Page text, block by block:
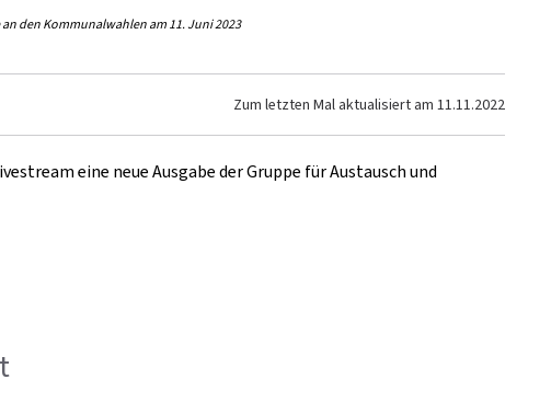
den Kommunalwahlen am 11. Juni 2023
Zum letzten Mal aktualisiert am 11.11.2022
eine neue Ausgabe der Gruppe für Austausch und